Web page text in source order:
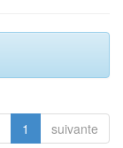
1 suivante